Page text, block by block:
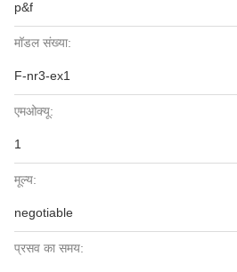
p&f
मॉडल संख्या:
F-nr3-ex1
एमओक्यू:
1
मूल्य:
negotiable
प्रसव का समय: